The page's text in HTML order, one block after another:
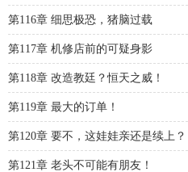
第116章 细思极恐，猪脑过载
第117章 机修店前的可疑身影
第118章 改造教廷？恒天之威！
第119章 最大的订单！
第120章 要不，这娃娃亲还是续上？
第121章 老头不可能有朋友！